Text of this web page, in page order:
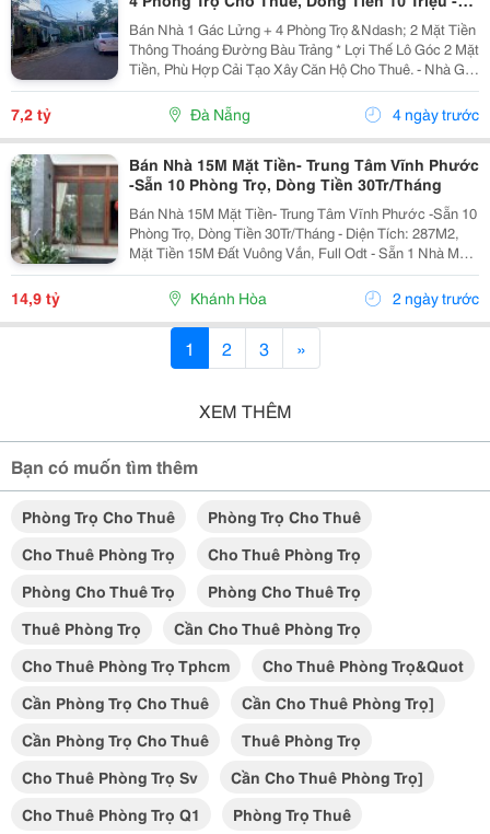
Tháng
Bán Nhà 1 Gác Lửng + 4 Phòng Trọ &Ndash; 2 Mặt Tiền
Thông Thoáng Đường Bàu Trảng * Lợi Thế Lô Góc 2 Mặt
Tiền, Phù Hợp Cải Tạo Xây Căn Hộ Cho Thuê. - Nhà Gia
Đình Đang Ở Và Kết Hợp Cho Thuê. - Vị Trí: Phường
Thanh Khê Tây, Quận Thanh Khê, Đà...
7,2 tỷ Đà Nẵng 4 ngày trước
Bán Nhà 15M Mặt Tiền- Trung Tâm Vĩnh Phước
-Sẵn 10 Phòng Trọ, Dòng Tiền 30Tr/Tháng
Bán Nhà 15M Mặt Tiền- Trung Tâm Vĩnh Phước -Sẵn 10
Phòng Trọ, Dòng Tiền 30Tr/Tháng - Diện Tích: 287M2,
Mặt Tiền 15M Đất Vuông Vắn, Full Odt - Sẵn 1 Nhà Mái
Thái Đẹp + 10 Phòng Trọ Cho Thuê, Dòng Tiền Hàng
Tháng 30Tr - Vị Trí: P. Vĩnh Phước, Cách...
14,9 tỷ Khánh Hòa 2 ngày trước
1 2 3 »
XEM THÊM
Bạn có muốn tìm thêm
Phòng Trọ Cho Thuê
Phòng Trọ Cho Thuê
Cho Thuê Phòng Trọ
Cho Thuê Phòng Trọ
Phòng Cho Thuê Trọ
Phòng Cho Thuê Trọ
Thuê Phòng Trọ
Cần Cho Thuê Phòng Trọ
Cho Thuê Phòng Trọ Tphcm
Cho Thuê Phòng Trọ&quot
Cần Phòng Trọ Cho Thuê
Cần Cho Thuê Phòng Trọ]
Cần Phòng Trọ Cho Thuê
Thuê Phòng Trọ
Cho Thuê Phòng Trọ Sv
Cần Cho Thuê Phòng Trọ]
Cho Thuê Phòng Trọ Q1
Phòng Trọ Thuê